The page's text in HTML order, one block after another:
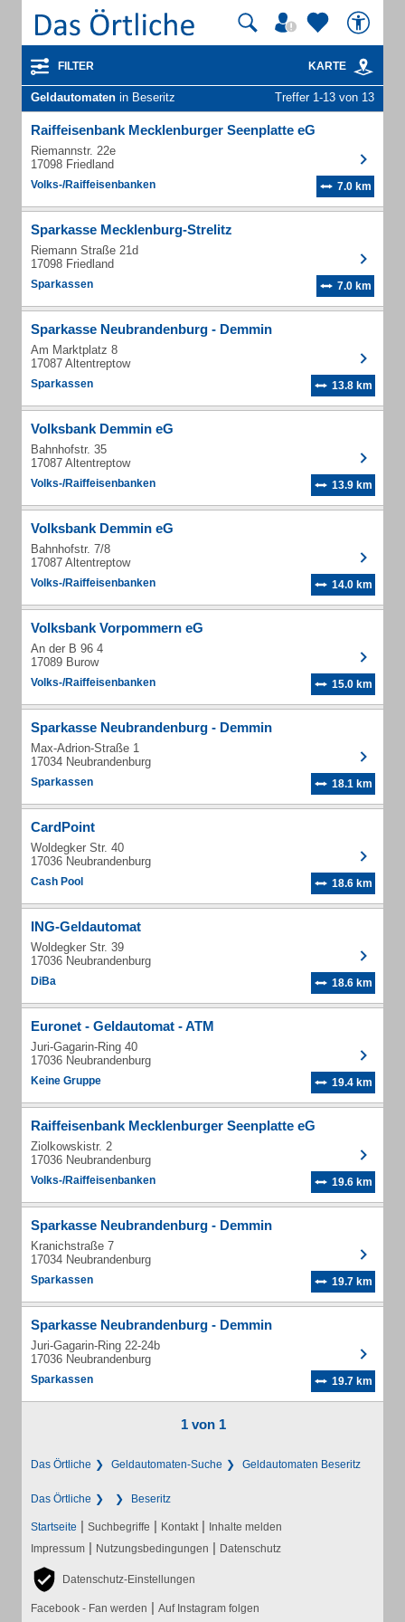
FILTER KARTE
Geldautomaten in Beseritz Treffer 1-13 von 13
Raiffeisenbank Mecklenburger Seenplatte eG
Riemannstr. 22e
17098 Friedland
Volks-/Raiffeisenbanken 7.0 km
Sparkasse Mecklenburg-Strelitz
Riemann Straße 21d
17098 Friedland
Sparkassen 7.0 km
Sparkasse Neubrandenburg - Demmin
Am Marktplatz 8
17087 Altentreptow
Sparkassen 13.8 km
Volksbank Demmin eG
Bahnhofstr. 35
17087 Altentreptow
Volks-/Raiffeisenbanken 13.9 km
Volksbank Demmin eG
Bahnhofstr. 7/8
17087 Altentreptow
Volks-/Raiffeisenbanken 14.0 km
Volksbank Vorpommern eG
An der B 96 4
17089 Burow
Volks-/Raiffeisenbanken 15.0 km
Sparkasse Neubrandenburg - Demmin
Max-Adrion-Straße 1
17034 Neubrandenburg
Sparkassen 18.1 km
CardPoint
Woldegker Str. 40
17036 Neubrandenburg
Cash Pool 18.6 km
ING-Geldautomat
Woldegker Str. 39
17036 Neubrandenburg
DiBa 18.6 km
Euronet - Geldautomat - ATM
Juri-Gagarin-Ring 40
17036 Neubrandenburg
Keine Gruppe 19.4 km
Raiffeisenbank Mecklenburger Seenplatte eG
Ziolkowskistr. 2
17036 Neubrandenburg
Volks-/Raiffeisenbanken 19.6 km
Sparkasse Neubrandenburg - Demmin
Kranichstraße 7
17034 Neubrandenburg
Sparkassen 19.7 km
Sparkasse Neubrandenburg - Demmin
Juri-Gagarin-Ring 22-24b
17036 Neubrandenburg
Sparkassen 19.7 km
1 von 1
Das Örtliche Geldautomaten-Suche Geldautomaten Beseritz
Das Örtliche Beseritz
Startseite | Suchbegriffe | Kontakt | Inhalte melden
Impressum | Nutzungsbedingungen | Datenschutz
Datenschutz-Einstellungen
Facebook - Fan werden | Auf Instagram folgen